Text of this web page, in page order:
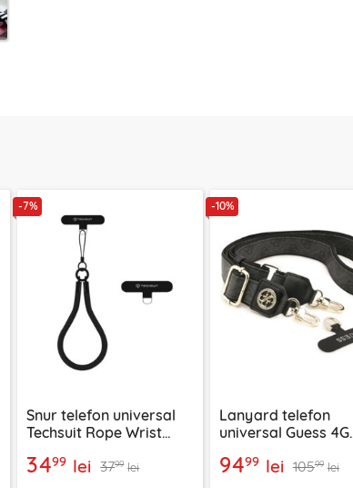
-7%
Snur telefon universal
Techsuit Rope Wrist
3499 lei 3799 lei
-10%
Lanyard telefon
universal Guess 4G
negru,
9499 lei 10599 lei